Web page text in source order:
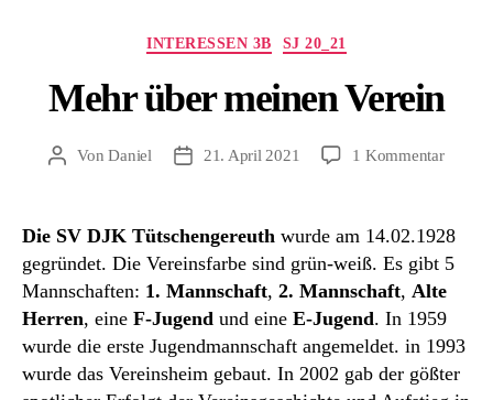
Kategorien
INTERESSEN 3B SJ 20_21
Mehr über meinen Verein
Beitragsautor
VonDaniel Beitragsdatum
21. April 2021 1 Kommentarzu
meinen
Die SV DJK Tütschengereuth wurde am 14.02.1928
gegründet. Die Vereinsfarbe sind grün-weiß. Es gibt 5
Mannschaften: 1. Mannschaft, 2. Mannschaft, Alte
Herren, eine F-Jugend und eine E-Jugend. In 1959
wurde die erste Jugendmannschaft angemeldet. in 1993
wurde das Vereinsheim gebaut. In 2002 gab der gößter